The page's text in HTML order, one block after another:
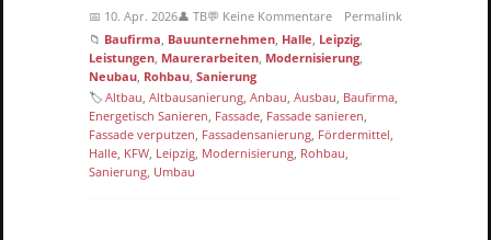
📅 10. Apr. 2026👤 TB💬 Keine Kommentare
Permalink
📁 Baufirma, Bauunternehmen, Halle, Leipzig,
Leistungen, Maurerarbeiten, Modernisierung,
Neubau, Rohbau, Sanierung
🏷 Altbau, Altbausanierung, Anbau, Ausbau, Baufirma,
Energetisch Sanieren, Fassade, Fassade sanieren,
Fassade verputzen, Fassadensanierung, Fördermittel,
Halle, KFW, Leipzig, Modernisierung, Rohbau,
Sanierung, Umbau